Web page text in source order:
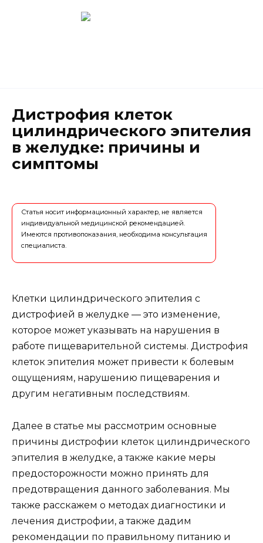
Дистрофия клеток
цилиндрического эпителия
в желудке: причины и
симптомы
Статья носит информационный характер, не является
индивидуальной медицинской рекомендацией.
Имеются противопоказания, необходима консультация
специалиста.
Клетки цилиндрического эпителия с
дистрофией в желудке — это изменение,
которое может указывать на нарушения в
работе пищеварительной системы. Дистрофия
клеток эпителия может привести к болевым
ощущениям, нарушению пищеварения и
другим негативным последствиям.
Далее в статье мы рассмотрим основные
причины дистрофии клеток цилиндрического
эпителия в желудке, а также какие меры
предосторожности можно принять для
предотвращения данного заболевания. Мы
также расскажем о методах диагностики и
лечения дистрофии, а также дадим
рекомендации по правильному питанию и